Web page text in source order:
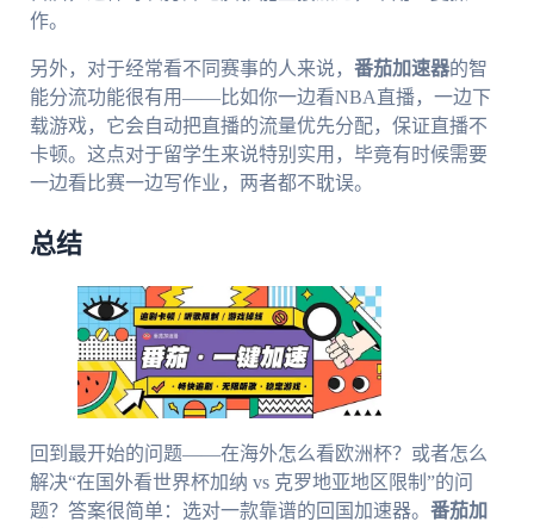
作。
另外，对于经常看不同赛事的人来说， 番茄加速器的智
能分流功能很有用——比如你一边看NBA直播，一边下
载游戏，它会自动把直播的流量优先分配，保证直播不
卡顿。这点对于留学生来说特别实用，毕竟有时候需要
一边看比赛一边写作业，两者都不耽误。
总结
回到最开始的问题——在海外怎么看欧洲杯？或者怎么
解决“在国外看世界杯加纳 vs 克罗地亚地区限制”的问
题？答案很简单：选对一款靠谱的回国加速器。 番茄加